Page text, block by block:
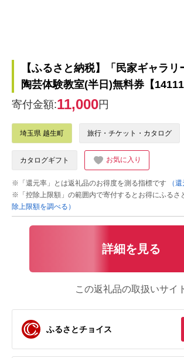
【ふるさと納税】「民家ギャラ
陶芸体験教室(半日)無料券【
寄付金額:11,000円
埼玉県 越生町 旅行・チケット・カタログ
カタログギフト お気に入り
※「還元率」とは返礼品のお得度を測る指標です
（
※「控除上限額」の範囲内で寄付するとお得にふるさ
除上限額を調べる）
詳細を見る
この返礼品の取扱いサイ
ふるさとチョイス